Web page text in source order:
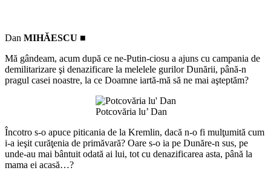
Dan MIHĂESCU ■
Mă gândeam, acum după ce ne-Putin-ciosu a ajuns cu campania de
demilitarizare şi denazificare la melelele gurilor Dunării, până-n
pragul casei noastre, la ce Doamne iartă-mă să ne mai aşteptăm?
Potcovăria lu’ Dan
Încotro s-o apuce piticania de la Kremlin, dacă n-o fi mulţumită cum
i-a ieşit curăţenia de primăvară? Oare s-o ia pe Dunăre-n sus, pe
unde-au mai bântuit odată ai lui, tot cu denazificarea asta, până la
mama ei acasă…?